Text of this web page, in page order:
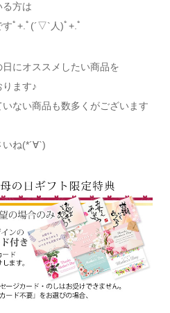
方は
ﾟ+.ﾟ(´▽`人)ﾟ+.ﾟ
にオススメしたい商品を
ます♪
ない商品も数多くがございます
ね(*´∀`)